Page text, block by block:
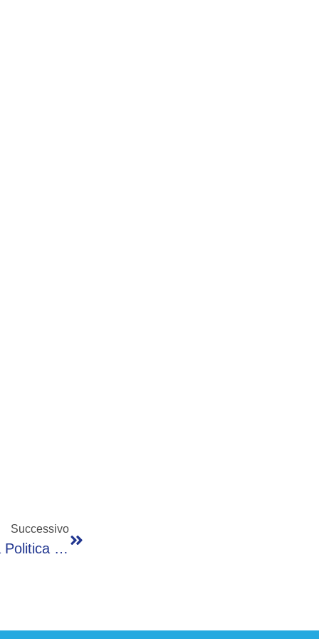
Successivo
Terziario, Fregolent (Iv): “E’ Decisivo Ma La Politica Superi Dualismo Con Industria”